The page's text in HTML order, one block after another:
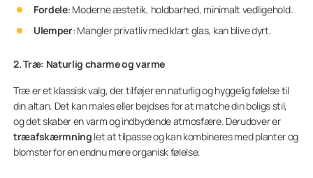
Fordele: Moderne æstetik, holdbarhed, minimalt vedligehold.
Ulemper: Mangler privatliv med klart glas, kan blive dyrt.
2. Træ: Naturlig charme og varme
Træ er et klassisk valg, der tilføjer en naturlig og hyggelig følelse til
din altan. Det kan males eller bejdses for at matche din boligs stil,
og det skaber en varm og indbydende atmosfære. Derudover er
træafskærmning let at tilpasse og kan kombineres med planter og
blomster for en endnu mere organisk følelse.